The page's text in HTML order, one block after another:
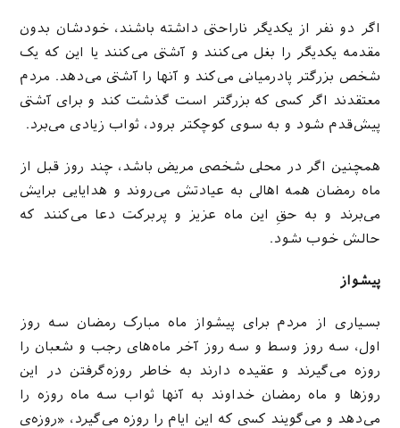
اگر دو نفر از یکدیگر ناراحتی داشته باشند، خودشان بدون
مقدمه یکدیگر را بغل می‌کنند و آشتی می‌کنند یا این که یک
شخص بزرگتر پادرمیانی می‌کند و آنها را آشتی می‌دهد. مردم
معتقدند اگر کسی که بزرگتر است گذشت کند و برای آشتی
پیش‌قدم شود و به سوی کوچکتر برود، ثواب زیادی می‌برد.
همچنین اگر در محلی شخصی مریض باشد، چند روز قبل از
ماه رمضان همه اهالی به عیادتش می‌روند و هدایایی برایش
می‌برند و به حقِ این ماه عزیز و پربرکت دعا می‌کنند که
حالش خوب شود.
پیشواز
بسیاری از مردم برای پیشواز ماه مبارک رمضان سه روز
اول، سه روز وسط و سه روز آخر ماه‌های رجب و شعبان را
روزه می‌گیرند و عقیده دارند به خاطر روزه‌گرفتن در این
روزها و ماه رمضان خداوند به آنها ثواب سه ماه روزه را
می‌دهد و می‌گویند کسی که این ایام را روزه می‌گیرد، «روزه‌ی